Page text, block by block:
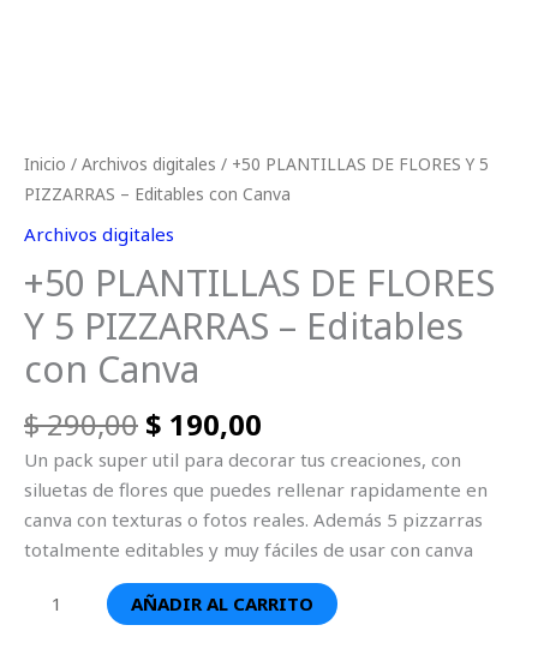
Inicio / Archivos digitales / +50 PLANTILLAS DE FLORES Y 5
PIZZARRAS – Editables con Canva
Archivos digitales
+50 PLANTILLAS DE FLORES
Y 5 PIZZARRAS – Editables
con Canva
$290,00 $ 190,00
Un pack super util para decorar tus creaciones, con
siluetas de flores que puedes rellenar rapidamente en
canva con texturas o fotos reales. Además 5 pizzarras
totalmente editables y muy fáciles de usar con canva
AÑADIR AL CARRITO